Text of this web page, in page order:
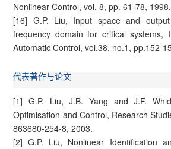
Nonlinear Control, vol. 8, pp. 61-78, 1998.
[16] G.P. Liu, Input space and
frequency domain for critical systems,
Automatic Control, vol.38, no.1, pp.152-
代表著作与论文
[1] G.P. Liu, J.B. Yang and J.F.
Optimisation and Control, Research
863680-254-8, 2003.
[2] G.P. Liu, Nonlinear Identification